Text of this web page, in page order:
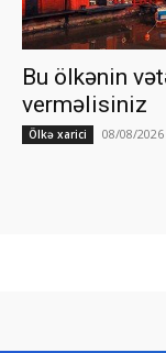
Bu ölkənin
verməlisiniz
Ölkə xarici 08/08/2026